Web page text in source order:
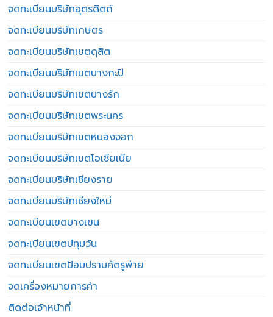
จดทะเบียนบริษัทอุตรดิตถ์
จดทะเบียนบริษัทเกษตร
จดทะเบียนบริษัทเขตดุสิต
จดทะเบียนบริษัทเขตบางกะปิ
จดทะเบียนบริษัทเขตบางรัก
จดทะเบียนบริษัทเขตพระนคร
จดทะเบียนบริษัทเขตหนองจอก
จดทะเบียนบริษัทเขตโอเชียเนีย
จดทะเบียนบริษัทเชียงราย
จดทะเบียนบริษัทเชียงใหม่
จดทะเบียนเขตบางเขน
จดทะเบียนเขตปทุมวัน
จดทะเบียนเขตป้อมปราบศัตรูพ่าย
จดเครื่องหมายการค้า
ติดต่อเจ้าหน้าที่